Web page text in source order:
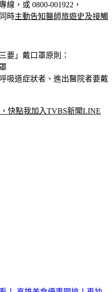
線，或 0800-001922，
要」
吸道症狀者、進出醫院者要戴
快點我加入TVBS新聞LINE